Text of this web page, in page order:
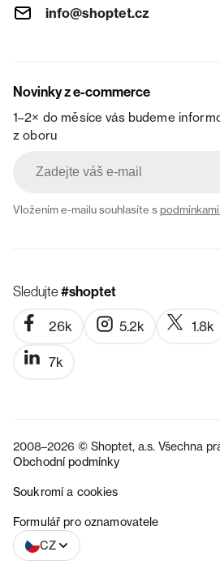
info@shoptet.cz
Novinky z e-commerce
1–2× do měsíce vás budeme
z oboru
Vložením e-mailu souhlasíte s
Sledujte#shoptet
26k 5.2k 1.8k
7k
2008–2026 © Shoptet, a.s. Všechna
Obchodní podmínky
Soukromí a cookies
Formulář pro oznamovatele
CZ